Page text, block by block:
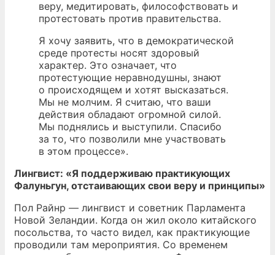
веру, медитировать, философствовать и
протестовать против правительства.
Я хочу заявить, что в демократической
среде протесты носят здоровый
характер. Это означает, что
протестующие неравнодушны, знают
о происходящем и хотят высказаться.
Мы не молчим. Я считаю, что ваши
действия обладают огромной силой.
Мы поднялись и выступили. Спасибо
за то, что позволили мне участвовать
в этом процессе».
Лингвист: «Я поддерживаю практикующих
Фалуньгун, отстаивающих свои веру и принципы»
Пол Райнр — лингвист и советник Парламента
Новой Зеландии. Когда он жил около китайского
посольства, то часто видел, как практикующие
проводили там мероприятия. Со временем